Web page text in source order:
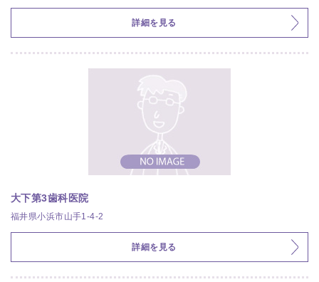
詳細を見る
大下第3歯科医院
福井県小浜市山手1-4-2
詳細を見る